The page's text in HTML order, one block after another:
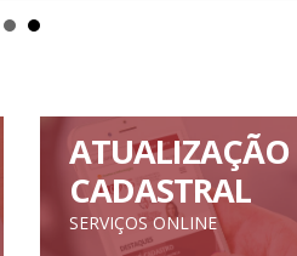
ATUALIZAÇÃO
CADASTRAL
SERVIÇOS ONLINE